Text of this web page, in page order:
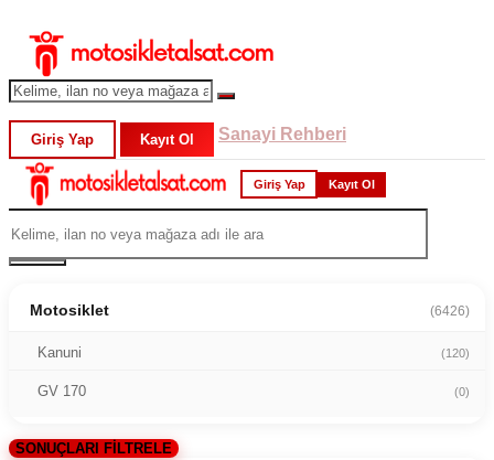
Giriş Yap Kayıt Ol Sanayi Rehberi
Giriş Yap Kayıt Ol
Motosiklet (6426)
Kanuni (120)
GV 170 (0)
SONUÇLARI FİLTRELE